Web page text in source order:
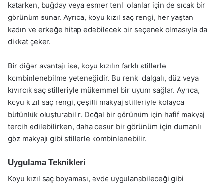
katarken, buğday veya esmer tenli olanlar için de sıcak bir
görünüm sunar. Ayrıca, koyu kızıl saç rengi, her yaştan
kadın ve erkeğe hitap edebilecek bir seçenek olmasıyla da
dikkat çeker.
Bir diğer avantajı ise, koyu kızılın farklı stillerle
kombinlenebilme yeteneğidir. Bu renk, dalgalı, düz veya
kıvırcık saç stilleriyle mükemmel bir uyum sağlar. Ayrıca,
koyu kızıl saç rengi, çeşitli makyaj stilleriyle kolayca
bütünlük oluşturabilir. Doğal bir görünüm için hafif makyaj
tercih edilebilirken, daha cesur bir görünüm için dumanlı
göz makyajı gibi stillerle kombinlenebilir.
Uygulama Teknikleri
Koyu kızıl saç boyaması, evde uygulanabileceği gibi